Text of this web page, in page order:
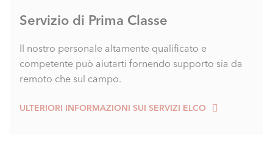
Servizio di Prima Classe
Il nostro personale altamente qualificato e
competente può aiutarti fornendo supporto sia da
remoto che sul campo.
ULTERIORI INFORMAZIONI SUI SERVIZI ELCO